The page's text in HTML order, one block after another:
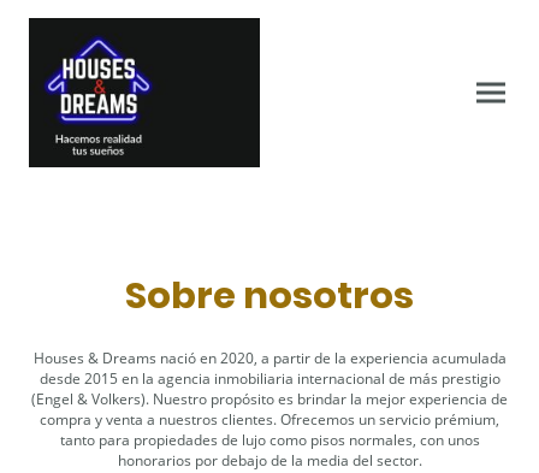
Sobre nosotros
Houses & Dreams nació en 2020, a partir de la experiencia acumulada
desde 2015 en la agencia inmobiliaria internacional de más prestigio
(Engel & Volkers). Nuestro propósito es brindar la mejor experiencia de
compra y venta a nuestros clientes. Ofrecemos un servicio prémium,
tanto para propiedades de lujo como pisos normales, con unos
honorarios por debajo de la media del sector.